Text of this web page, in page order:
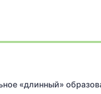
«длинный»